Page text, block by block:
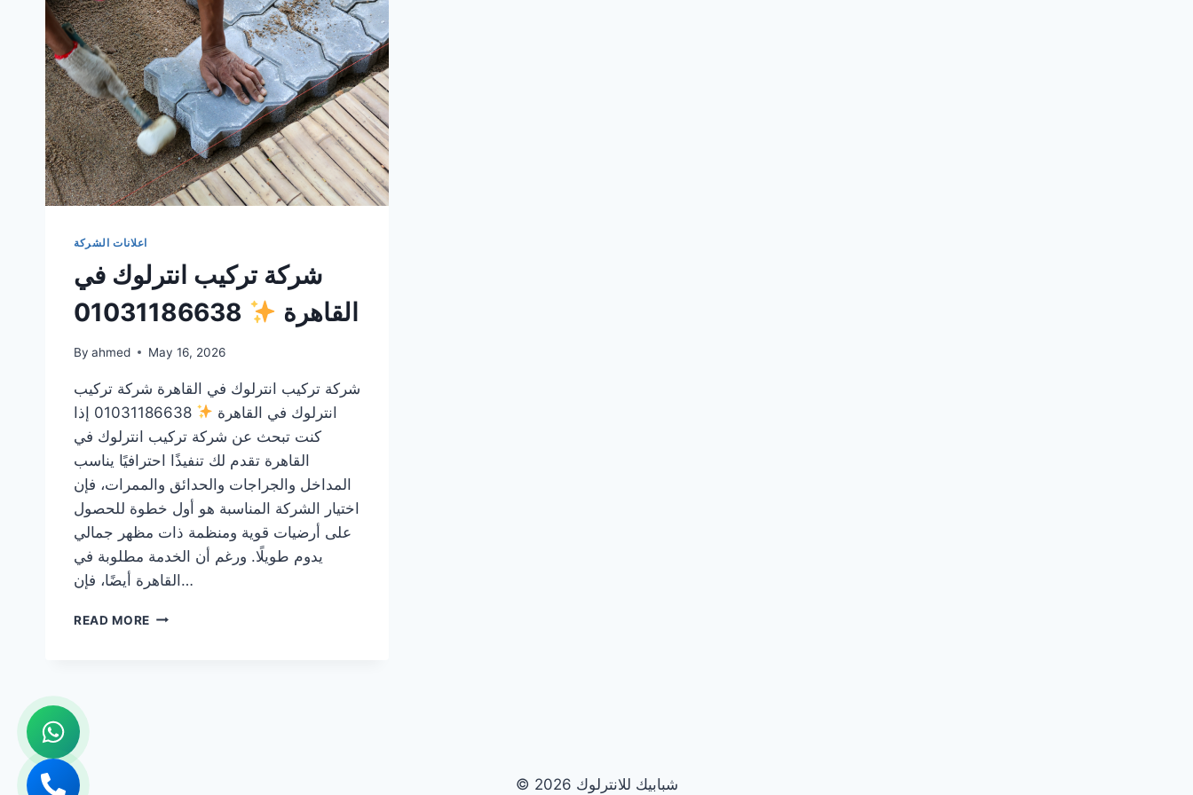
اعلانات الشركة
شركة تركيب انترلوك في
القاهرة
By ahmed May 16, 2026
شركة تركيب انترلوك في القاهرة شركة تركيب
انترلوك في القاهرة
01031186638 إذا
كنت تبحث عن شركة تركيب انترلوك في
القاهرة تقدم لك تنفيذًا احترافيًا يناسب
المداخل والجراجات والحدائق والممرات، فإن
اختيار الشركة المناسبة هو أول خطوة للحصول
على أرضيات قوية ومنظمة ذات مظهر جمالي
يدوم طويلًا. ورغم أن الخدمة مطلوبة في
القاهرة أيضًا، فإن…
READ MORE شركة
© 2026 شبابيك للانترلوك